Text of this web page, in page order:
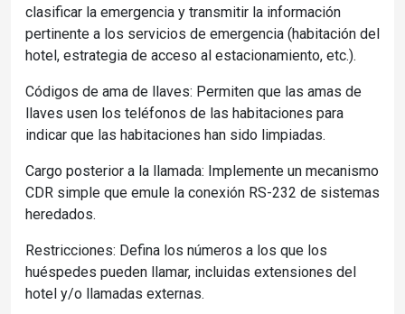
clasificar la emergencia y transmitir la información
pertinente a los servicios de emergencia (habitación del
hotel, estrategia de acceso al estacionamiento, etc.).
Códigos de ama de llaves: Permiten que las amas de
llaves usen los teléfonos de las habitaciones para
indicar que las habitaciones han sido limpiadas.
Cargo posterior a la llamada: Implemente un mecanismo
CDR simple que emule la conexión RS-232 de sistemas
heredados.
Restricciones: Defina los números a los que los
huéspedes pueden llamar, incluidas extensiones del
hotel y/o llamadas externas.